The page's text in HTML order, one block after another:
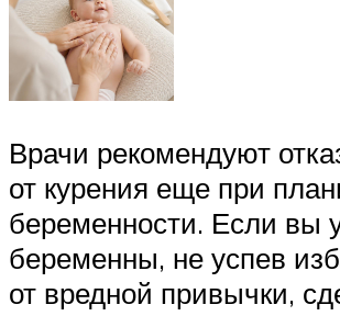
Врачи рекомендуют
от курения еще при
беременности. Если вы
беременны, не успев
от вредной привычки,